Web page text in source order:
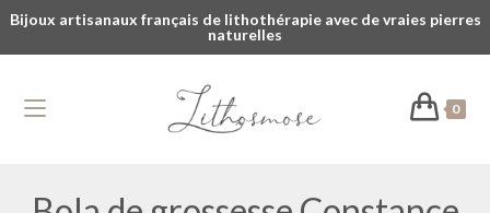
Bijoux artisanaux français de lithothérapie avec de vraies pierres
naturelles
0